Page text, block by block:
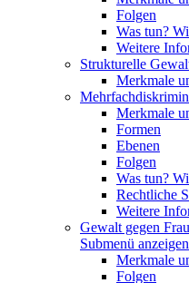
Folgen
Was tun?
Weitere
Strukturelle
Merkmale
Merkmale
Formen
Ebenen
Folgen
Was tun?
Rechtliche
Weitere
Gewalt gegen
Submenü anzeigen
Merkmale
Folgen